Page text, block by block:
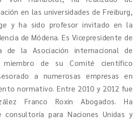
en las universidades de Freiburg,
y ha sido profesor invitado en la
de Módena. Es Vicepresidente de
de la Asociación internacional de
de su Comité científico
a numerosas empresas en
normativo. Entre 2010 y 2012 fue
Franco Roxin Abogados. Ha
consultoría para Naciones Unidas y